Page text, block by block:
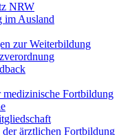
NRW
im Ausland
zur Weiterbildung
Fortbildung
ärztlichen Fortbildung